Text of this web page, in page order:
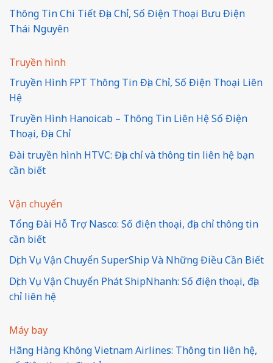
Thông Tin Chi Tiết Địa Chỉ, Số Điện Thoại Bưu Điện
Thái Nguyên
Truyền hình
Truyền Hình FPT Thông Tin Địa Chỉ, Số Điện Thoại Liên
Hệ
Truyền Hình Hanoicab – Thông Tin Liên Hệ Số Điện
Thoại, Địa Chỉ
Đài truyền hình HTVC: Địa chỉ và thông tin liên hệ bạn
cần biết
Vận chuyển
Tổng Đài Hỗ Trợ Nasco: Số điện thoại, địa chỉ thông tin
cần biết
Dịch Vụ Vận Chuyển SuperShip Và Những Điều Cần Biết
Dịch Vụ Vận Chuyển Phát ShipNhanh: Số điện thoại, địa
chỉ liên hệ
Máy bay
Hãng Hàng Không Vietnam Airlines: Thông tin liên hệ,